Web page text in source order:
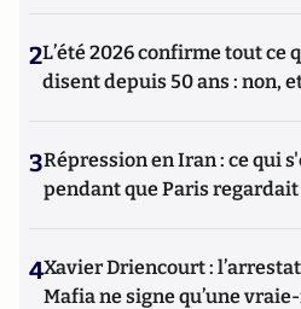
2L’été 2026 confirme tout ce
disent depuis 50 ans : non,
3Répression en Iran : ce qui
pendant que Paris
4Xavier Driencourt :
Mafia ne signe qu’une